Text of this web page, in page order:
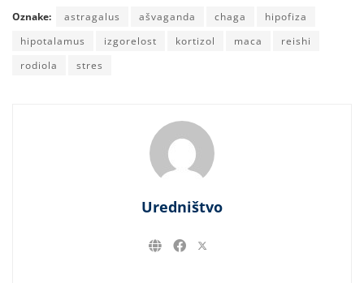
Oznake: astragalus ašvaganda chaga
hipofiza
hipotalamus
izgorelost kortizol maca
reishi
rodiola
stres
Uredništvo